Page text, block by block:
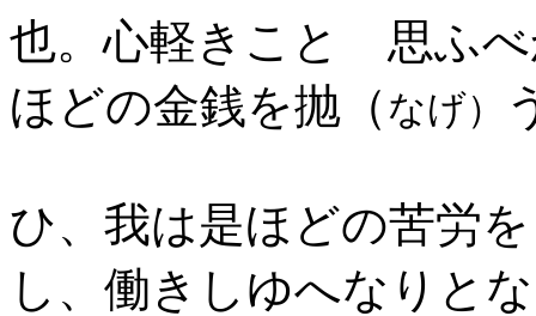
也。心軽きことゝ思ふ
ほどの金銭を抛（ なげ）
ひ、我は是ほどの苦労
し、働きしゆへなりと